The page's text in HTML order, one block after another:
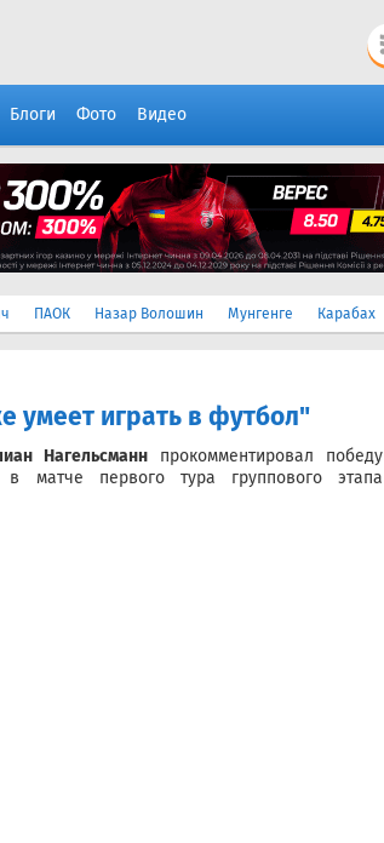
Блоги Фото Видео
ПАОК Назар Волошин Мунгенге Карабах
умеет играть в футбол"
Нагельсманнпрокомментировал победу
матче первого тура группового этапа